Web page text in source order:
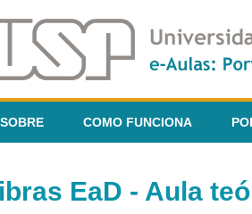
SOBRE COMO FUNCIONA
EaD - Aula